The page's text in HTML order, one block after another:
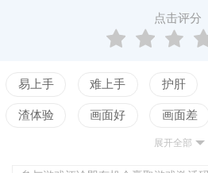
点击评分
易上手 难上手 护肝
渣体验 画面好 画面差
测试
展开全部